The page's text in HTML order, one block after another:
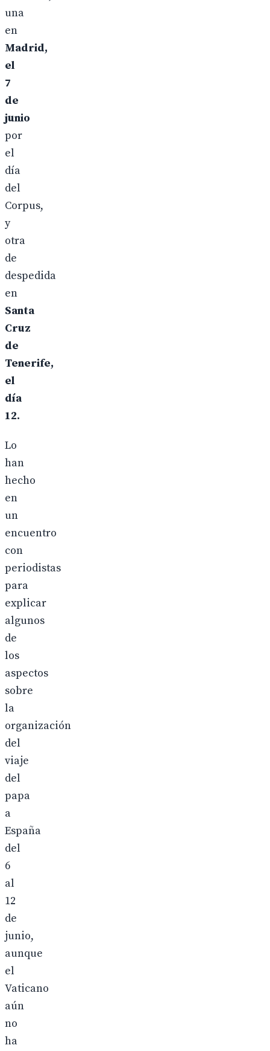
una
en
Madrid,
el
7
de
junio
por
el
día
del
Corpus,
y
otra
de
despedida
en
Santa
Cruz
de
Tenerife,
el
día
12.
Lo
han
hecho
en
un
encuentro
con
periodistas
para
explicar
algunos
de
los
aspectos
sobre
la
organización
del
viaje
del
papa
a
España
del
6
al
12
de
junio,
aunque
el
Vaticano
aún
no
ha